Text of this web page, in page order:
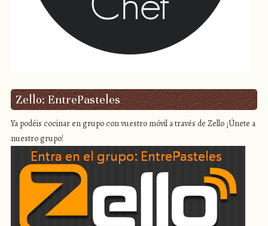
Zello: EntrePasteles
Ya podéis cocinar en grupo con vuestro móvil a través de Zello ¡Únete a
nuestro grupo!